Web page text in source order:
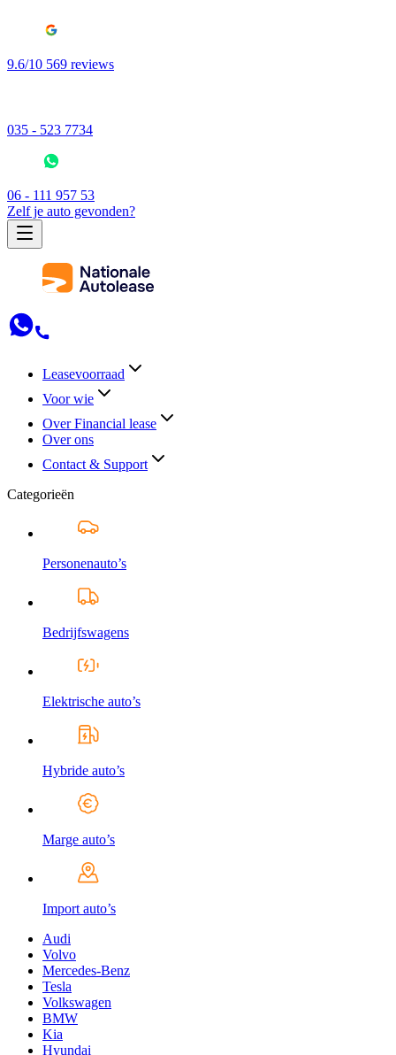
9.6/10 569 reviews
035 - 523 7734
06 - 111 957 53
Zelf je auto gevonden?
Leasevoorraad
Voor wie
Over Financial lease
Over ons
Contact & Support
Categorieën
Personenauto’s
Bedrijfswagens
Elektrische auto’s
Hybride auto’s
Marge auto’s
Import auto’s
Audi
Volvo
Mercedes-Benz
Tesla
Volkswagen
BMW
Kia
Hyundai